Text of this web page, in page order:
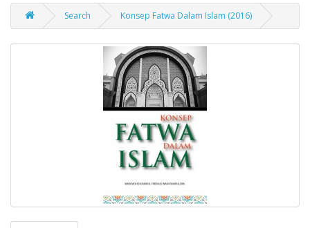
Search Konsep Fatwa Dalam Islam (2016)